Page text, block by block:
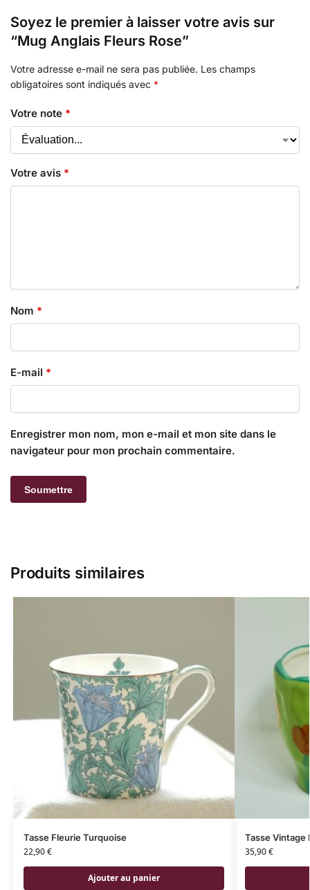
Soyez le premier à laisser votre avis sur
“Mug Anglais Fleurs Rose”
Votre adresse e-mail ne sera pas publiée. Les champs
obligatoires sont indiqués avec *
Votre note *
Votre avis *
Nom *
E-mail *
Enregistrer mon nom, mon e-mail et mon site dans le
navigateur pour mon prochain commentaire.
Produits similaires
Tasse Fleurie Turquoise
22,90€
Ajouter au panier
Tasse Vintage
35,90€